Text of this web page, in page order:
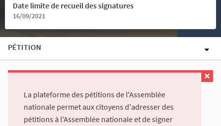
Date limite de recueil des signatures
16/09/2021
PÉTITION
La plateforme des pétitions de l'Assemblée
nationale permet aux citoyens d'adresser des
pétitions à l'Assemblée nationale et de signer